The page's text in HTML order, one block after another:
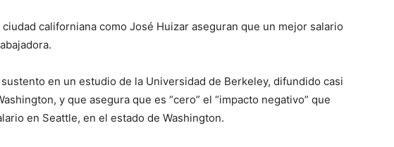
californiana como José Huizar aseguran que un mejor salario
en un estudio de la Universidad de Berkeley, difundido casi
y que asegura que es “cero” el “impacto negativo” que
en Seattle, en el estado de Washington.